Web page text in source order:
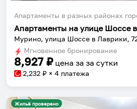
Апартаменты в разных районах
Мурино, улица Шоссе в Лаврики,
Мгновенное бронирование
8,927 ₽ цена за за сутки
2,232 ₽ × 4 платежа
Жильё проверено